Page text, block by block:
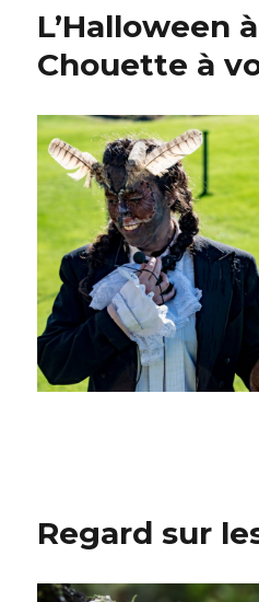
L’Halloween à
Chouette à
Regard sur